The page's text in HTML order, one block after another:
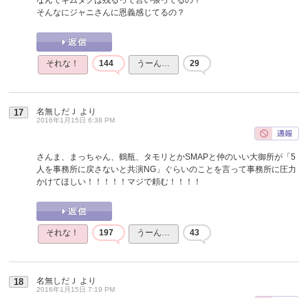
そんなにジャニさんに恩義感じてるの？
それな！ 144 うーん… 29
17 名無しだＪ より
2016年1月15日 6:38 PM
さんま、まっちゃん、鶴瓶、タモリとかSMAPと仲のいい大御所が「5
人を事務所に戻さないと共演NG」ぐらいのことを言って事務所に圧力
かけてほしい！！！！！マジで頼む！！！！
それな！ 197 うーん… 43
18 名無しだＪ より
2016年1月15日 7:19 PM